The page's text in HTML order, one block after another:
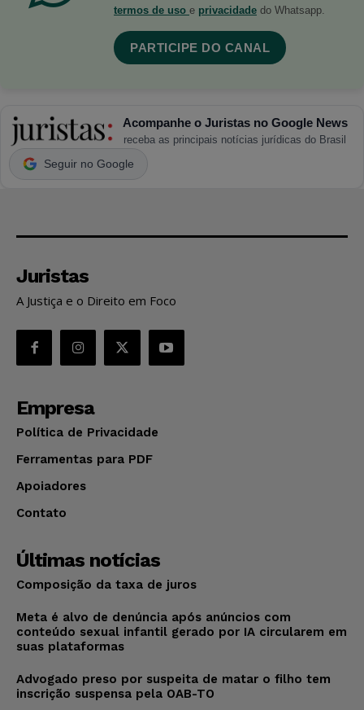
termos de uso e privacidade do Whatsapp.
PARTICIPE DO CANAL
Acompanhe o Juristas no Google News
receba as principais notícias jurídicas do Brasil
Seguir no Google
Juristas
A Justiça e o Direito em Foco
Empresa
Política de Privacidade
Ferramentas para PDF
Apoiadores
Contato
Últimas notícias
Composição da taxa de juros
Meta é alvo de denúncia após anúncios com
conteúdo sexual infantil gerado por IA circularem em
suas plataformas
Advogado preso por suspeita de matar o filho tem
inscrição suspensa pela OAB-TO